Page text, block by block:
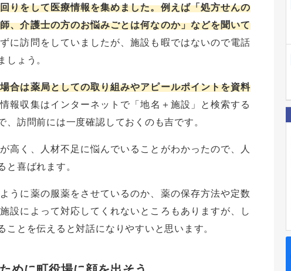
りをして医療情報を集めました。例えば「処方せんの
、介護士の方のお悩みごとは何なのか」などを聞いて
に訪問をしていましたが、施設も暇ではないので電話
しょう。
合は薬局としての取り組みやアピールポイントを資料
情報収集はインターネットで「地名＋施設」と検索する
訪問前には一度確認しておくのも吉です。
高く、人材不足に悩んでいることがわかったので、人
と喜ばれます。
うに薬の服薬をさせているのか、薬の保存方法や定数
設によって対応してくれないところもありますが、し
とを伝えると対話になりやすいと思います。